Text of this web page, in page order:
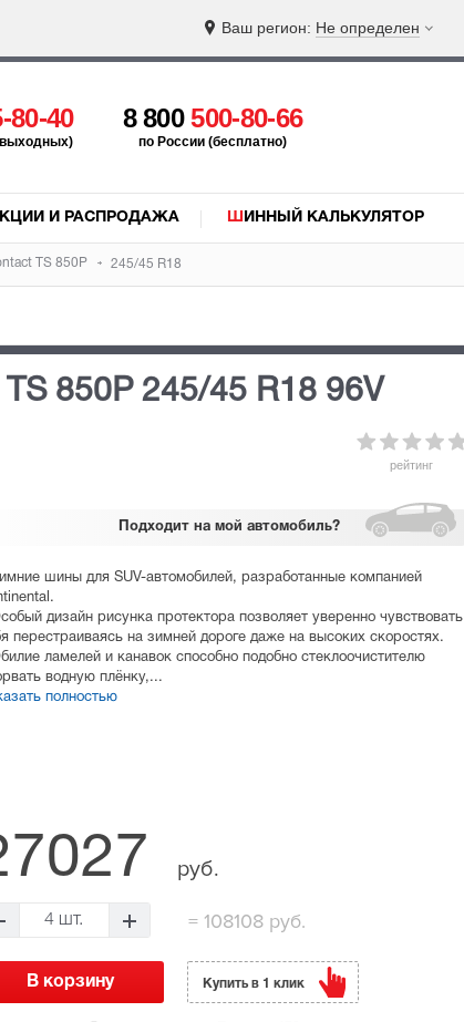
Ваш регион: Не определен
80-40
выходных)
8 800500-80-66
по России (бесплатно)
АКЦИИ И РАСПРОДАЖА ШИННЫЙ КАЛЬКУЛЯТОР
TS 850P 245/45 R18
850P 245/45 R18 96V
рейтинг
Подходит на мой автомобиль?
шины для SUV-автомобилей, разработанные компанией
дизайн рисунка протектора позволяет уверенно чувствовать
перестраиваясь на зимней дороге даже на высоких скоростях.
ламелей и канавок способно подобно стеклоочистителю
водную плёнку,...
полностью
руб.
4 шт. =108108 руб.
Купить в 1 клик